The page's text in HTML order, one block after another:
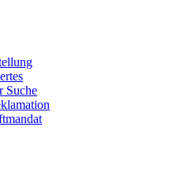
Suche